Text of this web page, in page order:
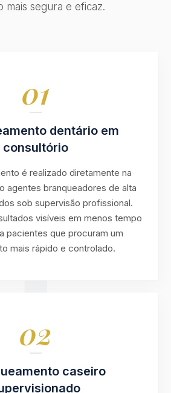
mais segura e eficaz.
01
dentário em
consultório
é realizado diretamente na
agentes branqueadores de alta
sob supervisão profissional.
visíveis em menos tempo
pacientes que procuram um
mais rápido e controlado.
02
caseiro